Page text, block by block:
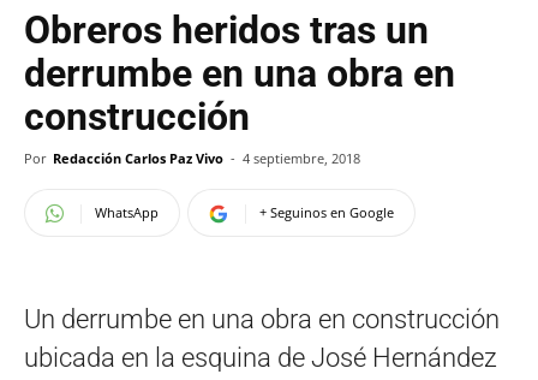
Obreros heridos tras un
derrumbe en una obra en
construcción
Por Redacción Carlos Paz Vivo - 4 septiembre, 2018
WhatsApp + Seguinos en Google
Un derrumbe en una obra en construcción
ubicada en la esquina de José Hernández